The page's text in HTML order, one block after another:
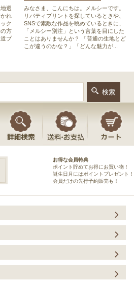
選
れ
ク
方
プ
みなさま、こんにちは。メルシーです。
リバティプリントを探しているときや、
SNSで素敵な作品を眺めているときに、
「メルシー別注」という言葉を目にした
ことはありませんか？ 「普通の生地とど
こが違うのかな？」「どんな魅力が...
お得な会員特典
ポイント貯めてお得にお買い物！
誕生日月にはポイントプレゼント！
会員だけの先行予約販売も！